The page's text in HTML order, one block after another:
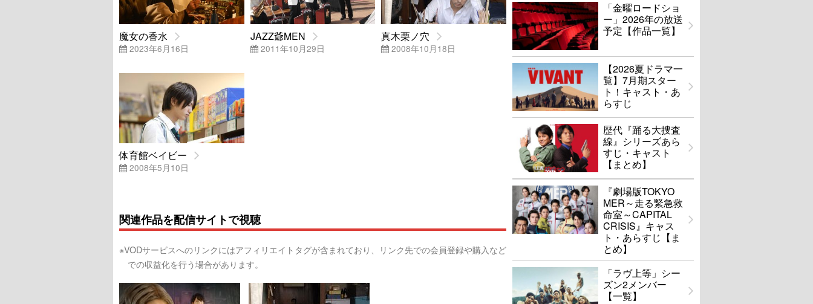
魔女の香水
2023年6月16日
JAZZ爺MEN
2011年10月29日
真木栗ノ穴
2008年10月18日
体育館ベイビー
2008年5月10日
関連作品を配信サイトで視聴
※VODサービスへのリンクにはアフィリエイトタグが含まれており、リンク先での会員登録や購入など
での収益化を行う場合があります。
「金曜ロードショ
ー」2026年の放送
予定【作品一覧】
【2026夏ドラマ一
覧】7月期スター
ト！キャスト・あ
らすじ
歴代『踊る大捜査
線』シリーズあら
すじ・キャスト
【まとめ】
『劇場版TOKYO
MER～走る緊急救
命室～CAPITAL
CRISIS』キャス
ト・あらすじ【ま
とめ】
「ラヴ上等」シー
ズン2メンバー
【一覧】